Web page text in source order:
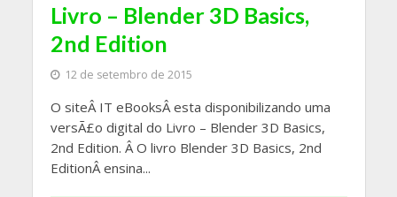
Livro – Blender 3D Basics,
2nd Edition
12 de setembro de 2015
O siteÂ IT eBooksÂ esta disponibilizando uma
versÃ£o digital do Livro – Blender 3D Basics,
2nd Edition. Â O livro Blender 3D Basics, 2nd
EditionÂ ensina...